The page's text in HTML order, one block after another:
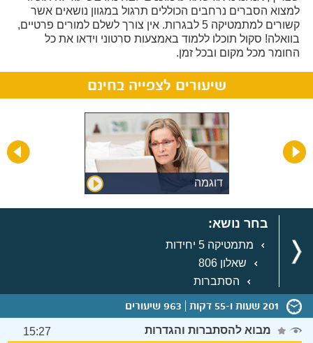
למצוא הסברים נרחבים הכוללים תרגול במגוון נושאים אשר
קשורים למתמטיקה 5 לבגרות. אין צורך לשלם למורים פרטיים,
בוואלה! סקול תוכלו ללמוד באמצעות סרטוני וידאו את כל
החומר מכל מקום ובכל זמן.
שיעורים לצפייה בחינם
דוגמה
בחר נושא:
מתמטיקה 5 יחידות
שאלון 806
הסתברות
201 שעות ו-55 דקות 963 שיעורים
מבוא להסתברות והגדרות
15:27